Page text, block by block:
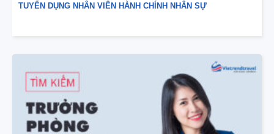
TUYỂN DỤNG NHÂN VIÊN HÀNH CHÍNH NHÂN SỰ